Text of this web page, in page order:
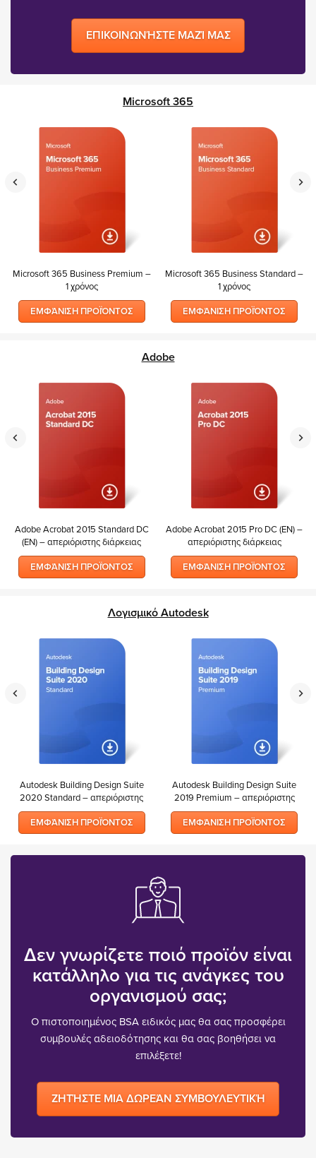
ΕΠΙΚΟΙΝΩΝΉΣΤΕ ΜΑΖΊ ΜΑΣ
Microsoft 365
Microsoft 365 Business Premium –
1 χρόνος
ΕΜΦΆΝΙΣΗ ΠΡΟΪΌΝΤΟΣ
Microsoft 365 Business Standard –
1 χρόνος
ΕΜΦΆΝΙΣΗ ΠΡΟΪΌΝΤΟΣ
Adobe
Adobe Acrobat 2015 Standard DC
(EN) – απεριόριστης διάρκειας
ΕΜΦΆΝΙΣΗ ΠΡΟΪΌΝΤΟΣ
Adobe Acrobat 2015 Pro DC (EN) –
απεριόριστης διάρκειας
ΕΜΦΆΝΙΣΗ ΠΡΟΪΌΝΤΟΣ
Λογισμικό Autodesk
Autodesk Building Design Suite
2020 Standard – απεριόριστης
διάρκειας
ΕΜΦΆΝΙΣΗ ΠΡΟΪΌΝΤΟΣ
Autodesk Building Design Suite
2019 Premium – απεριόριστης
διάρκειας
ΕΜΦΆΝΙΣΗ ΠΡΟΪΌΝΤΟΣ
Δεν γνωρίζετε ποιό προϊόν είναι
κατάλληλο για τις ανάγκες του
οργανισμού σας;
Ο πιστοποιημένος BSA ειδικός μας θα σας προσφέρει
συμβουλές αδειοδότησης και θα σας βοηθήσει να
επιλέξετε!
ΖΗΤΉΣΤΕ ΜΙΑ ΔΩΡΕΆΝ ΣΥΜΒΟΥΛΕΥΤΙΚΉ